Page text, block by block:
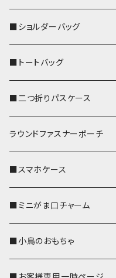
■ショルダーバッグ
■トートバッグ
■二つ折りパスケース
ラウンドファスナーポーチ
■スマホケース
■ミニがま口チャーム
■小鳥のおもちゃ